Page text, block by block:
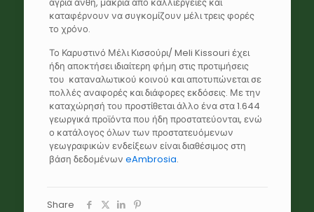
καταφέρνουν να συγκομίζουν μέλι τρεις φορές
το χρόνο.
Το Καρυστινό Μέλι Κισσούρι/ Meli Kissouri έχει
ήδη αποκτήσει ιδιαίτερη φήμη στις προτιμήσεις
του καταναλωτικού κοινού και αποτυπώνεται σε
πολλές αναφορές και διάφορες εκδόσεις. Με την
καταχώρησή του προστίθεται άλλο ένα στα 1.644
γεωργικά προϊόντα που ήδη προστατεύονται, ενώ
ο κατάλογος όλων των προστατευόμενων
γεωγραφικών ενδείξεων είναι διαθέσιμος στη
βάση δεδομένων eAmbrosia.
Share